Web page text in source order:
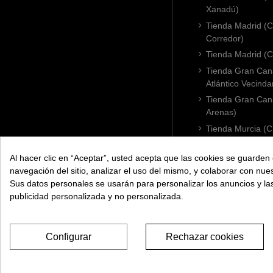
Xanadú)
Tienda Madrid
Corredor)
Tienda Madrid
Tienda Gran
Atlántico
Tienda Gran
Arenas)
Tienda Murcia
Tienda Badajoz
Tienda Cádiz
Tienda Córdoba
Al hacer clic en “Aceptar”, usted acepta que las cookies se
navegación del sitio, analizar el uso del mismo, y colaborar con
Sus datos personales se usarán para personalizar los anuncios y
publicidad personalizada y no personalizada.
Rechazar cookies
Configurar